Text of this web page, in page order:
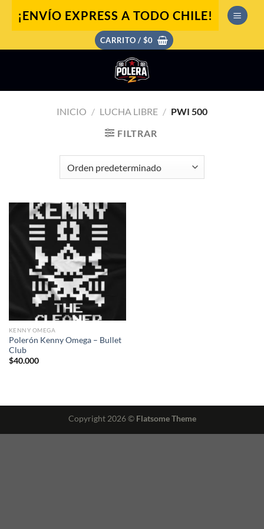
¡ENVÍO EXPRESS A TODO CHILE!
CARRITO / $0
INICIO / LUCHA LIBRE / PWI 500
FILTRAR
KENNY OMEGA
Polerón Kenny Omega – Bullet
Club
$40.000
Copyright 2026 © Flatsome Theme